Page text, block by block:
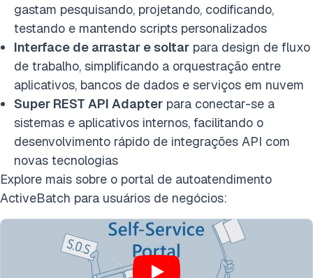
gastam pesquisando, projetando, codificando,
testando e mantendo scripts personalizados
Interface de arrastar e soltar para design de fluxo
de trabalho, simplificando a orquestração entre
aplicativos, bancos de dados e serviços em nuvem
Super REST API Adapter para conectar-se a
sistemas e aplicativos internos, facilitando o
desenvolvimento rápido de integrações API com
novas tecnologias
Explore mais sobre o portal de autoatendimento
ActiveBatch para usuários de negócios: